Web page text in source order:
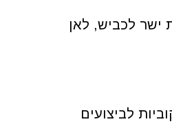
ישר לכביש, לאן
לביצועים